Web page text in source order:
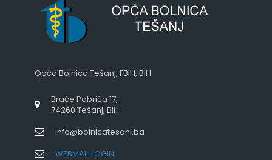
Opća Bolnica Tešanj, FBIH, BIH
Braće Pobrića 17,
74260 Tešanj, BiH
info@bolnicatesanj.ba
WEBMAIL LOGIN